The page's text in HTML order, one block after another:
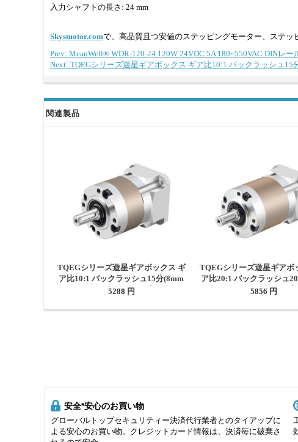
入力シャフトの長さ: 24 mm
Skysmotor.comで、高品質且つ安値のステッピングモーター、ステ
Prev: MeanWell® WDR-120-24 120W 24VDC 5A 180~550VAC DINレー
Next: TQEGシリーズ遊星ギアボックス ギア比10:1 バックラッシュ15
関連製品
TQEGシリーズ遊星ギアボックス ギ
ア比10:1 バックラッシュ15分(8mm
シャフトNema17ステッピングモー
5288 円
TQEGシリーズ遊星ギアボ
ア比20:1 バックラッシュ
シャフトNema17ステッピ
5856 円
安全*安心のお買い物
グローバルトップセキュリティー決済代行業者とのタイアップに
よる安心のお買い物。クレジットカード情報は、決済毎に破棄さ